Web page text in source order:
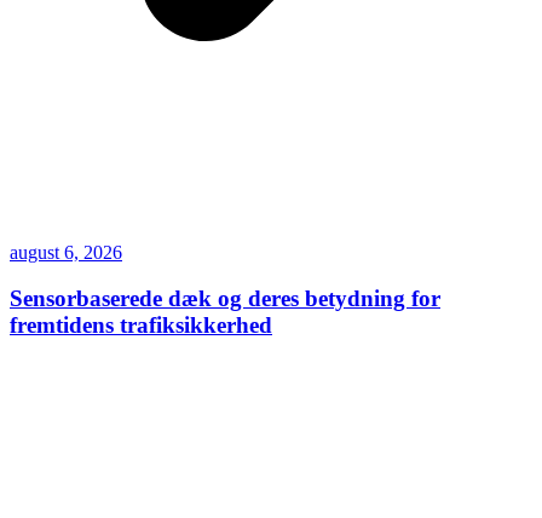
august 6, 2026
Sensorbaserede dæk og deres betydning for
fremtidens trafiksikkerhed